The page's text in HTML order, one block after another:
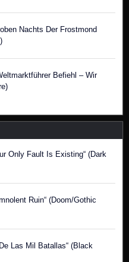
Nachts Der Frostmond
Befiehl – Wir
Only Fault Is Existing“ (Dark
Ruin“ (Doom/Gothic
Las Mil Batallas“ (Black